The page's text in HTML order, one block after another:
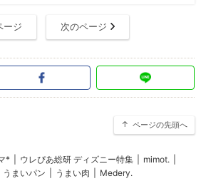
ージ 次のページ
ページの先頭へ
* ウレぴあ総研 ディズニー特集 mimot.
うまいパン うまい肉 Medery.